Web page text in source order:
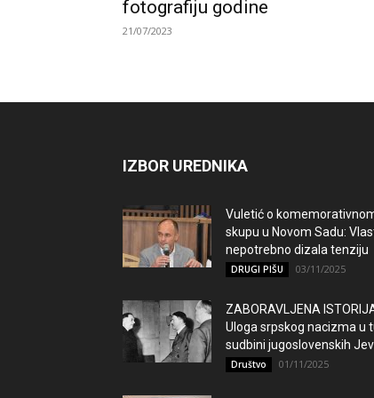
fotografiju godine
21/07/2023
IZBOR UREDNIKA
Vuletić o
skupu u Novom Sadu:
nepotrebno dizala tenziju
DRUGI PIŠU 03/11/2025
ZABORAVLJENA
Uloga srpskog nacizma u
sudbini jugoslovenskih
Društvo 01/11/2025